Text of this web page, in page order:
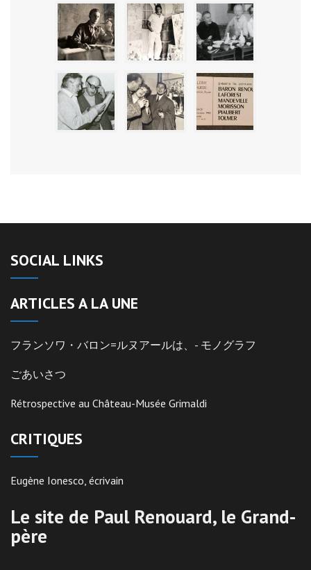
SOCIAL LINKS
ARTICLES A LA UNE
フランソワ・バロン=ルヌアールは、- モノグラフ
ごあいさつ
Rétrospective au Château-Musée Grimaldi
CRITIQUES
Eugène Ionesco, écrivain
Le site de Paul Renouard, le Grand-
père